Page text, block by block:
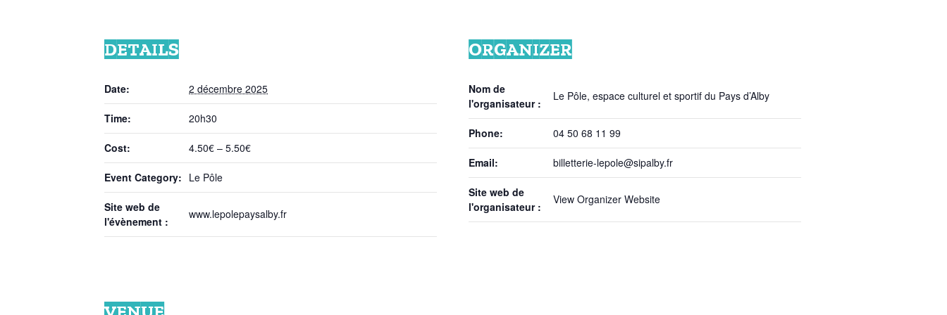
DETAILS
Date: 2 décembre 2025
Time: 20h30
Cost: 4.50€ – 5.50€
Event Category: Le Pôle
Site web de
l'évènement :
www.lepolepaysalby.fr
ORGANIZER
Nom de
l'organisateur :
Le Pôle, espace culturel et sportif du Pays d’Alby
Phone: 04 50 68 11 99
Email: billetterie-lepole@sipalby.fr
Site web de
l'organisateur :
View Organizer Website